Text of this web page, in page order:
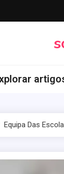
Equipa Das